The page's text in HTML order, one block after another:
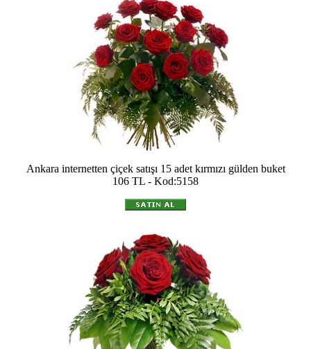
Ankara internetten çiçek satışı 15 adet kırmızı gülden buket
106 TL - Kod:5158